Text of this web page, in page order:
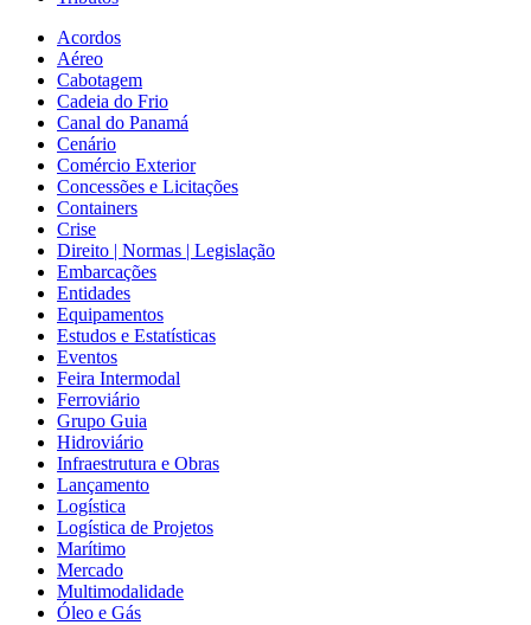
Acordos
Aéreo
Cabotagem
Cadeia do Frio
Canal do Panamá
Cenário
Comércio Exterior
Concessões e Licitações
Containers
Crise
Direito | Normas | Legislação
Embarcações
Entidades
Equipamentos
Estudos e Estatísticas
Eventos
Feira Intermodal
Ferroviário
Grupo Guia
Hidroviário
Infraestrutura e Obras
Lançamento
Logística
Logística de Projetos
Marítimo
Mercado
Multimodalidade
Óleo e Gás